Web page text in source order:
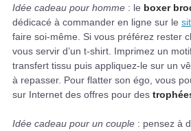
Idée cadeau pour homme : le boxer
dédicacé à commander en ligne sur le
faire soi-même. Si vous préférez rester
vous servir d’un t-shirt. Imprimez un
transfert tissu puis appliquez-le sur un
à repasser. Pour flatter son égo, vous
sur Internet des offres pour des
Idée cadeau pour un couple : pensez à